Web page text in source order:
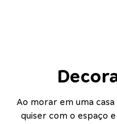
Ao morar em uma
quiser com o espaço